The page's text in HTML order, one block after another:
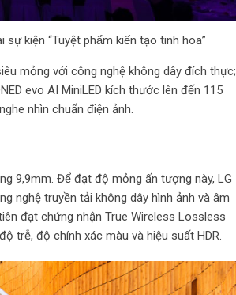
kiện “Tuyệt phẩm kiến tạo tinh hoa”
mỏng với công nghệ không dây đích thực;
evo AI MiniLED kích thước lên đến 115
nhìn chuẩn điện ảnh.
9,9mm. Để đạt độ mỏng ấn tượng này, LG
nghệ truyền tải không dây hình ảnh và âm
đạt chứng nhận True Wireless Lossless
trễ, độ chính xác màu và hiệu suất HDR.